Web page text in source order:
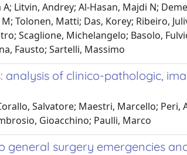
Litvin, Andrey; Al-Hasan, Majdi N;
Tolonen, Matti; Das, Korey; Ribeiro,
Scaglione, Michelangelo; Basolo,
Fausto; Sartelli, Massimo
of clinico-pathologic,
Salvatore; Maestri, Marcello; Peri,
Gioacchino; Paulli, Marco
general surgery emergencies